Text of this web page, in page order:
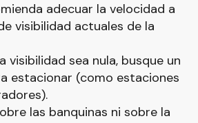
adecuar la velocidad a
visibilidad actuales de la
visibilidad sea nula, busque un
estacionar (como estaciones
las banquinas ni sobre la